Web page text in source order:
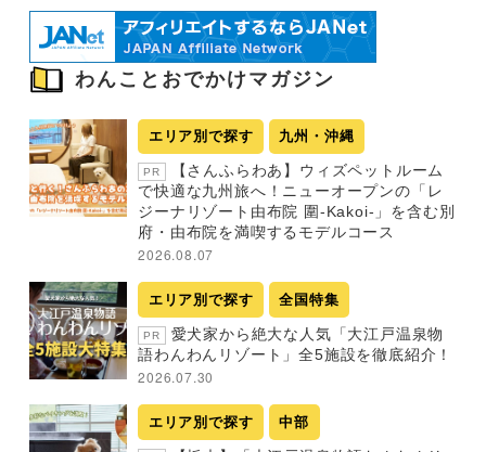
わんことおでかけマガジン
エリア別で探す 九州・沖縄
PR
【さんふらわあ】ウィズペットルーム
で快適な九州旅へ！ニューオープンの「レ
ジーナリゾート由布院 圍-Kakoi-」を含む別
府・由布院を満喫するモデルコース
2026.08.07
エリア別で探す 全国特集
PR
愛犬家から絶大な人気「大江戸温泉物
語わんわんリゾート」全5施設を徹底紹介！
2026.07.30
エリア別で探す 中部